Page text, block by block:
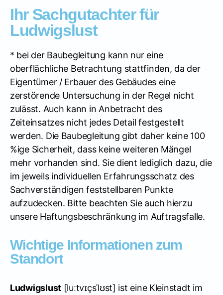
Ihr Sachgutachter für
Ludwigslust
* bei der Baubegleitung kann nur eine
oberflächliche Betrachtung stattfinden, da der
Eigentümer / Erbauer des Gebäudes eine
zerstörende Untersuchung in der Regel nicht
zulässt. Auch kann in Anbetracht des
Zeiteinsatzes nicht jedes Detail festgestellt
werden. Die Baubegleitung gibt daher keine 100
%ige Sicherheit, dass keine weiteren Mängel
mehr vorhanden sind. Sie dient lediglich dazu, die
im jeweils individuellen Erfahrungsschatz des
Sachverständigen feststellbaren Punkte
aufzudecken. Bitte beachten Sie auch hierzu
unsere Haftungsbeschränkung im Auftragsfalle.
Wichtige Informationen zum
Standort
Ludwigslust [luːtvɪçsˈlʊst] ist eine Kleinstadt im